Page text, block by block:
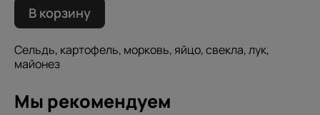
В корзину
Сельдь, картофель, морковь, яйцо, свекла, лук,
майонез
Мы рекомендуем